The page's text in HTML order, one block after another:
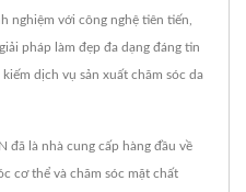
nghiệm với công nghệ tiên tiến,
pháp làm đẹp đa dạng đáng tin
dịch vụ sản xuất chăm sóc da
đã là nhà cung cấp hàng đầu về
cơ thể và chăm sóc mặt chất